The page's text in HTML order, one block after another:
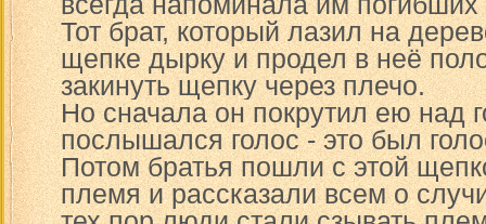
Тот брат, который лазил на
щепке дырку и продел в неё
закинуть щепку через плечо.
Но сначала он покрутил ею над
послышался голос - это был
Потом братья пошли с этой
племя и рассказали всем о